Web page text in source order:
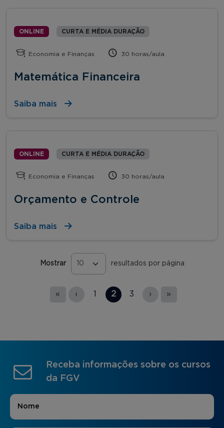
ONLINE CURTA E MÉDIA DURAÇÃO
Economia e Finanças 30 horas/aula
Matemática Financeira
Saiba mais
ONLINE CURTA E MÉDIA DURAÇÃO
Economia e Finanças 30 horas/aula
Orçamento e Controle
Saiba mais
Mostrar resultados por página
« ‹ 1 2 3 › »
Receba informações sobre os cursos
da FGV
Nome